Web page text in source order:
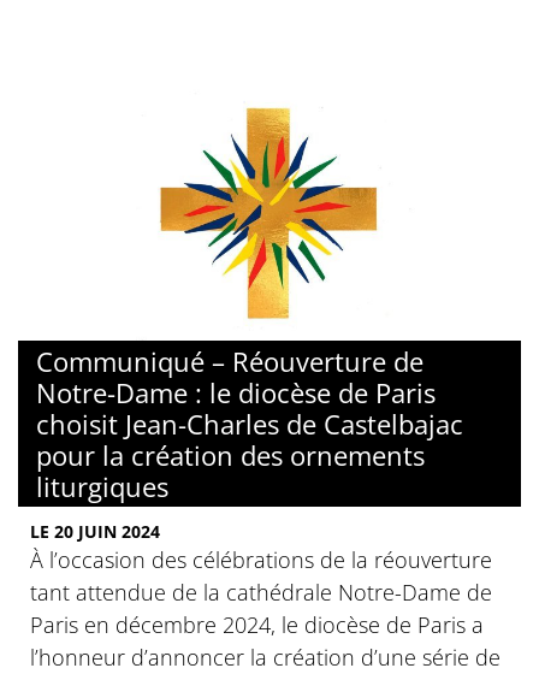
Communiqué – Réouverture de
Notre-Dame : le diocèse de Paris
choisit Jean-Charles de Castelbajac
pour la création des ornements
liturgiques
LE 20 JUIN 2024
À l’occasion des célébrations de la réouverture
tant attendue de la cathédrale Notre-Dame de
Paris en décembre 2024, le diocèse de Paris a
l’honneur d’annoncer la création d’une série de